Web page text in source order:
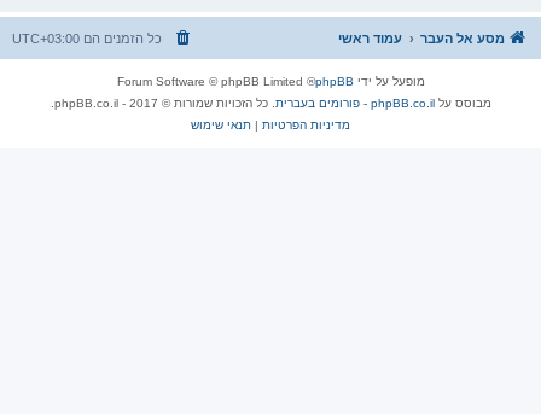
מסע אל העבר עמוד ראשי כל הזמנים הם UTC+03:00
מופעל על ידי phpBB
® Forum Software © phpBB Limited
מבוסס עלphpBB.co.il - פורומים בעברית
. כל הזכויות שמורות © 2017 - phpBB.co.il.
מדיניות הפרטיות | תנאי שימוש